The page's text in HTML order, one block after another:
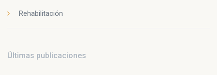
Rehabilitación
Últimas publicaciones